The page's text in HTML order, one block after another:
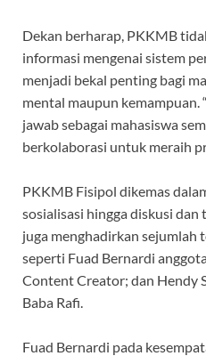
Dekan berharap, PKKMB
informasi mengenai sistem
menjadi bekal penting bagi
mental maupun kemampuan.
jawab sebagai mahasiswa
berkolaborasi untuk meraih
PKKMB Fisipol dikemas
sosialisasi hingga diskusi
juga menghadirkan sejumlah
seperti Fuad Bernardi
Content Creator; dan Hendy
Baba Rafi.
Fuad Bernardi pada